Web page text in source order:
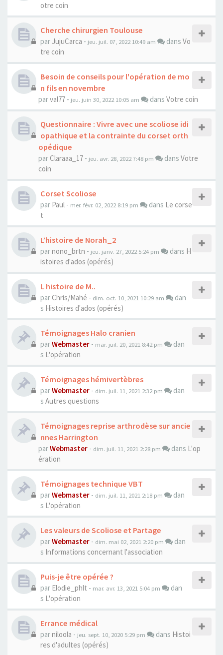
otre coin
Cherche chirurgien Toulouse
par JujuCarca - jeu. juil. 07, 2022 10:49 am dans Vo
tre coin
Besoin de conseils pour l'opération de mo
n fils en novembre
parval77 - jeu. juin 30, 2022 10:05 am dans Votre coin
Questionnaire : Vivre avec une scoliose idi
opathique et la contrainte du corset orth
opédique
par Claraaa_17 - jeu. avr. 28, 2022 7:48 pm dans Votre
coin
Corset Scoliose
par Paul - mer. févr. 02, 2022 8:19 pm dans Le corse
t
L’histoire de Norah_2
parnono_brtn - jeu. janv. 27, 2022 5:24 pm dans H
istoires d'ados (opérés)
L histoire de M..
parChris/Mahé - dim. oct. 10, 2021 10:29 am
dan
s Histoires d'ados (opérés)
Témoignages Halo cranien
parWebmaster - mar. juil. 20, 2021 8:42 pm
dan
s L'opération
Témoignages hémivertèbres
parWebmaster - dim. juil. 11, 2021 2:32 pm
dan
s Autres questions
Témoignages reprise arthrodèse sur ancie
nnes Harrington
parWebmaster - dim. juil. 11, 2021 2:28 pm dans L'op
ération
Témoignages technique VBT
parWebmaster - dim. juil. 11, 2021 2:18 pm
dan
s L'opération
Les valeurs de Scoliose et Partage
parWebmaster - dim. mai 02, 2021 2:20 pm
dan
s Informations concernant l'association
Puis-je être opérée ?
par Elodie_phlt - mar. avr. 13, 2021 5:04 pm
dan
s L'opération
Errance médical
parniloola - jeu. sept. 10, 2020 5:29 pm dans Histoi
res d'adultes (opérés)